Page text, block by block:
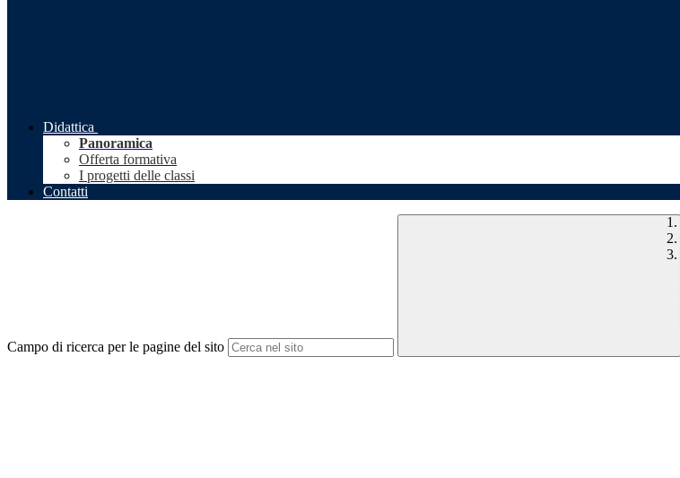
Didattica
Panoramica
Offerta formativa
I progetti delle classi
Contatti
Campo di ricerca per le pagine del sito